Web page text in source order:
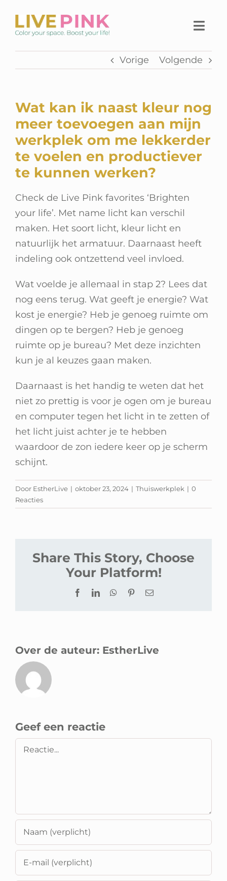
naar
inhoud
Live Pink Platform
SHOP
Over Live Pink
Winkelwagen
Vorige Volgende
Wat kan ik naast kleur nog
meer toevoegen aan mijn
werkplek om me lekkerder
te voelen en productiever
te kunnen werken?
Check de Live Pink favorites ‘Brighten
your life’. Met name licht kan verschil
maken. Het soort licht, kleur licht en
natuurlijk het armatuur. Daarnaast heeft
indeling ook ontzettend veel invloed.
Wat voelde je allemaal in stap 2? Lees dat
nog eens terug. Wat geeft je energie? Wat
kost je energie? Heb je genoeg ruimte om
dingen op te bergen? Heb je genoeg
ruimte op je bureau? Met deze inzichten
kun je al keuzes gaan maken.
Daarnaast is het handig te weten dat het
niet zo prettig is voor je ogen om je bureau
en computer tegen het licht in te zetten of
het licht juist achter je te hebben
waardoor de zon iedere keer op je scherm
schijnt.
Door EstherLive | oktober 23, 2024 | Thuiswerkplek | 0
Reacties
Share This Story, Choose
Your Platform!
FacebookLinkedInWhatsApp
Pinterest
E-
Over de auteur: EstherLive
Geef een reactie
Reactie